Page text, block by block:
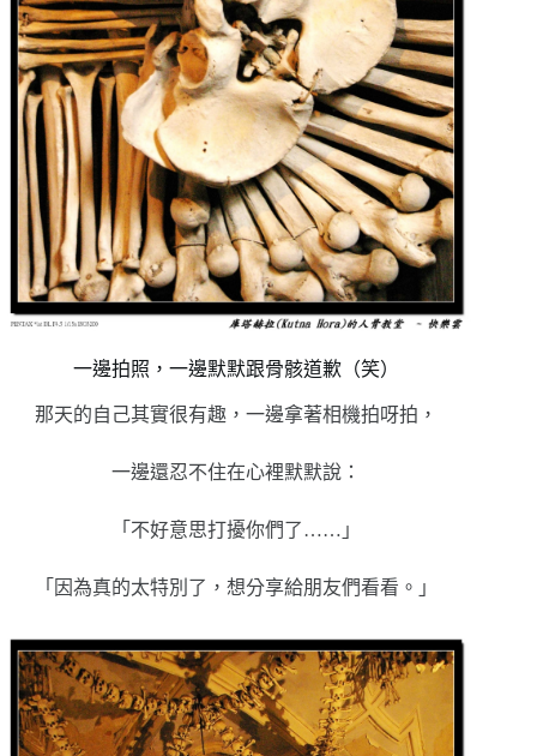
一邊拍照，一邊默默跟骨骸道歉（笑）
那天的自己其實很有趣，一邊拿著相機拍呀拍，
一邊還忍不住在心裡默默說：
「不好意思打擾你們了……」
「因為真的太特別了，想分享給朋友們看看。」